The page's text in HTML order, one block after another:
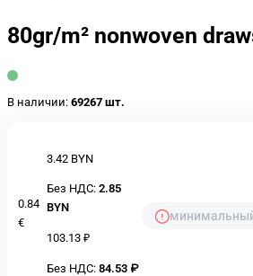
80gr/m² nonwoven
В наличии: 69267 шт.
0.84
€
3.42 BYN
Без НДС:2.85
BYN
103.13 ₽
Без НДС:84.53 ₽